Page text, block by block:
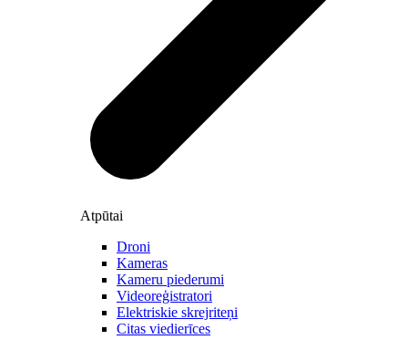
Atpūtai
Droni
Kameras
Kameru piederumi
Videoreģistratori
Elektriskie skrejriteņi
Citas viedierīces